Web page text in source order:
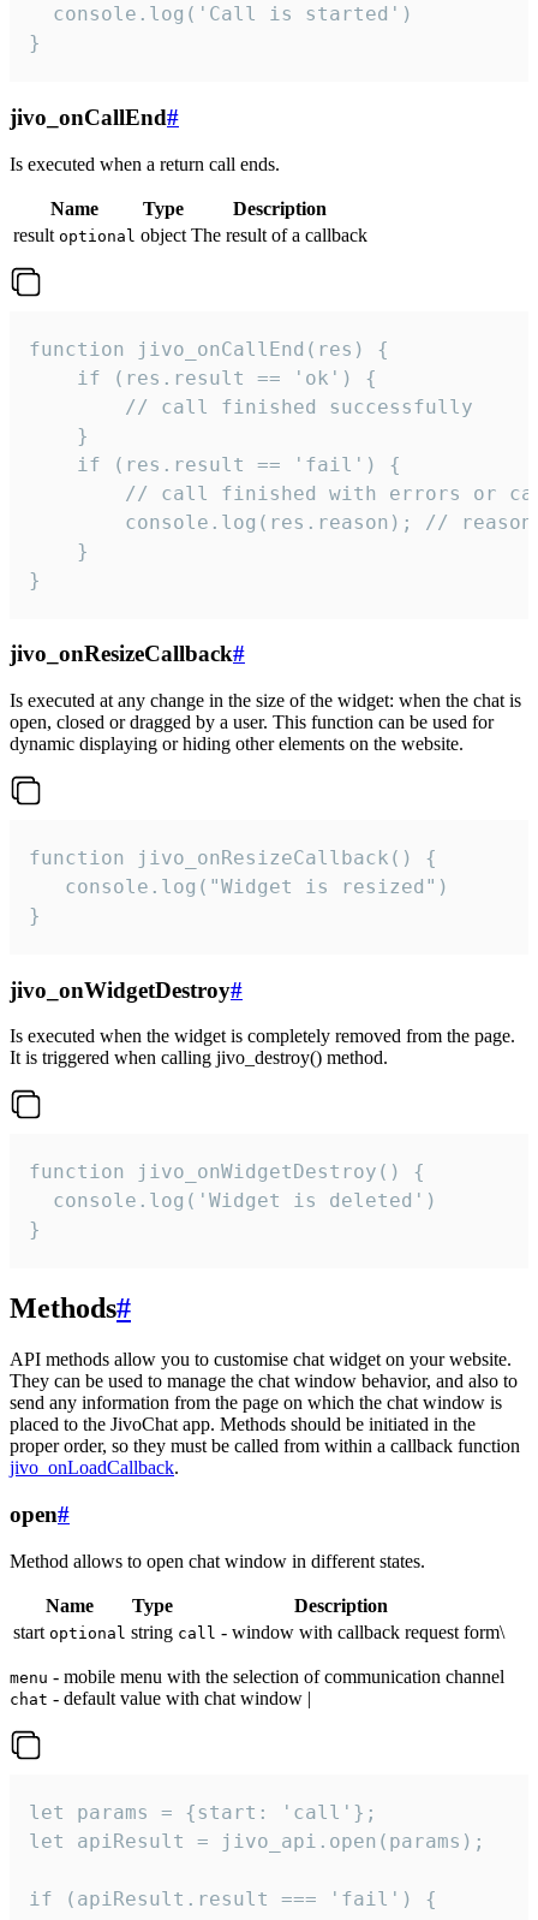
  console.log('Call is started')
}
jivo_onCallEnd#
Is executed when a return call ends.
Name Type
Description
result optional object The result of a callback
function jivo_onCallEnd(res) {
    if (res.result == 'ok') {
        // call finished successfully
    }
    if (res.result == 'fail') {
// call finished with errors or
console.log(res.reason); //
    }
}
jivo_onResizeCallback#
Is executed at any change in the size of the widget: when the chat is
open, closed or dragged by a user. This function can be used for
dynamic displaying or hiding other elements on the website.
function jivo_onResizeCallback() {
   console.log("Widget is resized")
}
jivo_onWidgetDestroy#
Is executed when the widget is completely removed from the page.
It is triggered when calling jivo_destroy() method.
function jivo_onWidgetDestroy() {
  console.log('Widget is deleted')
}
Methods#
API methods allow you to customise chat widget on your website.
They can be used to manage the chat window behavior, and also to
send any information from the page on which the chat window is
placed to the JivoChat app. Methods should be initiated in the
proper order, so they must be called from within a callback function
jivo_onLoadCallback.
open#
Method allows to open chat window in different states.
Name Type
Description
start optional string call - window with callback request form\
menu - mobile menu with the selection of communication channel
chat - default value with chat window |
let params = {start: 'call'};
let apiResult = jivo_api.open(params);
if (apiResult.result === 'fail') {